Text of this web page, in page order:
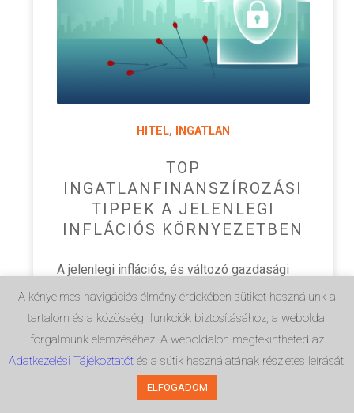
HITEL, INGATLAN
TOP
INGATLANFINANSZÍROZÁSI
TIPPEK A JELENLEGI
INFLÁCIÓS KÖRNYEZETBEN
A jelenlegi inflációs, és változó gazdasági
környezetben számos kérdés merül fel
abban, aki azon gondolkodik mennyire jó
dolog az ingatlanbefektetés. Mekkorák
ingatlanárak? Mennyi önerőt…
A kényelmes navigációs élmény érdekében sütiket használunk a
tartalom és a közösségi funkciók biztosításához, a weboldal
forgalmunk elemzéséhez. A weboldalon megtekintheted az
Adatkezelési Tájékoztatót és a sütik használatának részletes leírását.
ELFOGADOM